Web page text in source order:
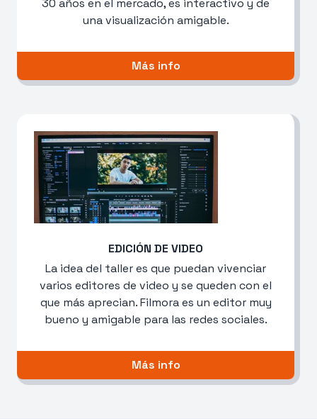
30 años en el mercado, es interactivo y de
una visualización amigable.
Más info
EDICIÓN DE VIDEO
La idea del taller es que puedan vivenciar
varios editores de video y se queden con el
que más aprecian. Filmora es un editor muy
bueno y amigable para las redes sociales.
Más info